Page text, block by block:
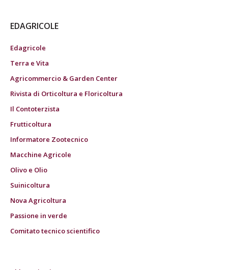
EDAGRICOLE
Edagricole
Terra e Vita
Agricommercio & Garden Center
Rivista di Orticoltura e Floricoltura
Il Contoterzista
Frutticoltura
Informatore Zootecnico
Macchine Agricole
Olivo e Olio
Suinicoltura
Nova Agricoltura
Passione in verde
Comitato tecnico scientifico